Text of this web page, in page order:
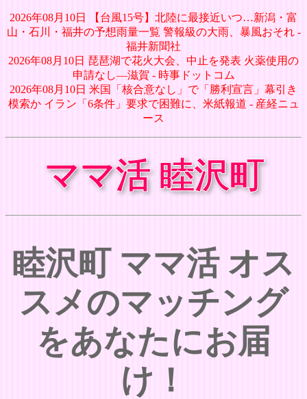
2026年08月10日 【台風15号】北陸に最接近いつ…新潟・富
山・石川・福井の予想雨量一覧 警報級の大雨、暴風おそれ -
福井新聞社
2026年08月10日 琵琶湖で花火大会、中止を発表 火薬使用の
申請なし―滋賀 - 時事ドットコム
2026年08月10日 米国「核合意なし」で「勝利宣言」幕引き
模索か イラン「6条件」要求で困難に、米紙報道 - 産経ニュ
ース
ママ活 睦沢町
睦沢町 ママ活 オス
スメのマッチング
をあなたにお届
け！